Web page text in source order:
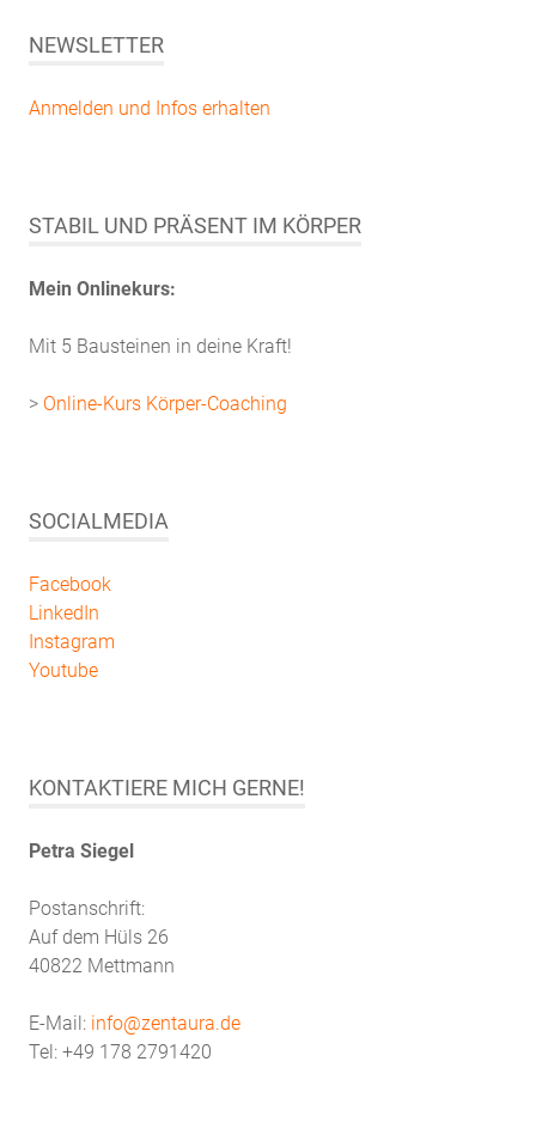
NEWSLETTER
Anmelden und Infos erhalten
STABIL UND PRÄSENT IM KÖRPER
Mein Onlinekurs:
Mit 5 Bausteinen in deine Kraft!
> Online-Kurs Körper-Coaching
SOCIALMEDIA
Facebook
LinkedIn
Instagram
Youtube
KONTAKTIERE MICH GERNE!
Petra Siegel
Postanschrift:
Auf dem Hüls 26
40822 Mettmann
E-Mail: info@zentaura.de
Tel: +49 178 2791420